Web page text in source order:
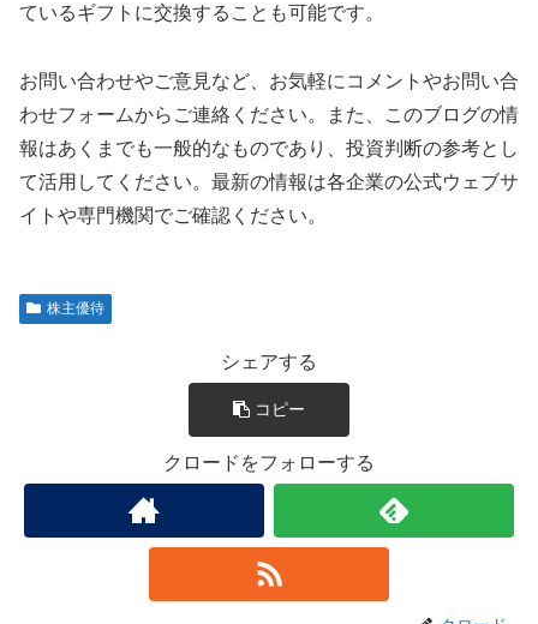
ているギフトに交換することも可能です。
お問い合わせやご意見など、 お気軽にコメントやお問い合
わせフォームからご連絡ください。
また、このブログの情
報はあくまでも一般的なものであり、 投資判断の参考とし
て活用してください。 最新の情報は各企業の公式ウェブサ
イトや専門機関でご確認くださ い。
株主優待
シェアする
コピー
クロードをフォローする